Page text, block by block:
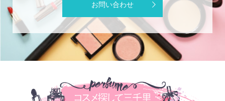
お問い合わせ